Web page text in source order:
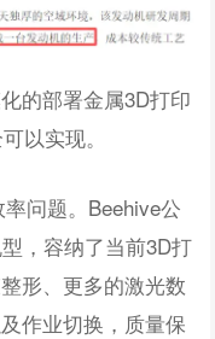
的部署金属3D打印
以实现。
问题。Beehive公
，容纳了当前3D打
形、更多的激光数
作业切换，质量保